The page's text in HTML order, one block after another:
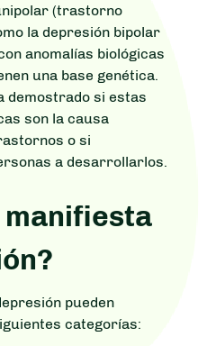
(trastorno
la depresión bipolar
anomalías biológicas
una base genética.
demostrado si estas
son la causa
o si
a desarrollarlos.
manifiesta
pueden
categorías: